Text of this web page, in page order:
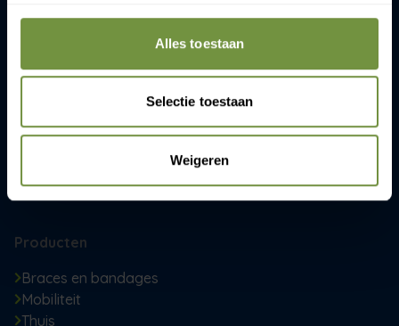
Alles toestaan
Selectie toestaan
Weigeren
Gijsbrecht van Amstelstaat 258
1215 CR Hilversum
info@thuiszorgwinkelonline.nl
ma-vr 09:00-13:00 & 14:00-16:30
Producten
Braces en bandages
Mobiliteit
Thuis